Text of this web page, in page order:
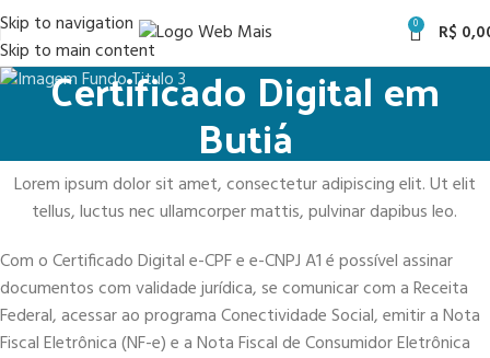
Skip to navigation
Skip to main content
0 R$
Certificado Digital em
Butiá
Lorem ipsum dolor sit amet, consectetur adipiscing elit. Ut elit
tellus, luctus nec ullamcorper mattis, pulvinar dapibus leo.
Com o Certificado Digital e-CPF e e-CNPJ A1 é possível assinar
documentos com validade jurídica, se comunicar com a Receita
Federal, acessar ao programa Conectividade Social, emitir a Nota
Fiscal Eletrônica (NF-e) e a Nota Fiscal de Consumidor Eletrônica